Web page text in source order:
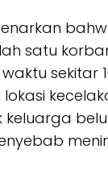
satu
sekitar
keluarga